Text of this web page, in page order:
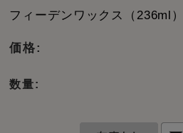
フィーデンワックス（236ml
価格:
数量: